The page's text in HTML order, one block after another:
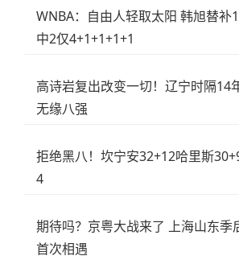
WNBA：自由人轻取太阳 韩旭替补
中2仅4+1+1+1+1
高诗岩复出改变一切！辽宁时隔14
无缘八强
拒绝黑八！坎宁安32+12哈里斯
4
期待吗？京粤大战来了 上海山东季
首次相遇